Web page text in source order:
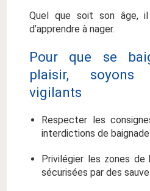
Quel que soit son âge,
d’apprendre à nager.
Pour que se
plaisir,
vigilants
Respecter les
interdictions de baignade
Privilégier les zones de
sécurisées par des